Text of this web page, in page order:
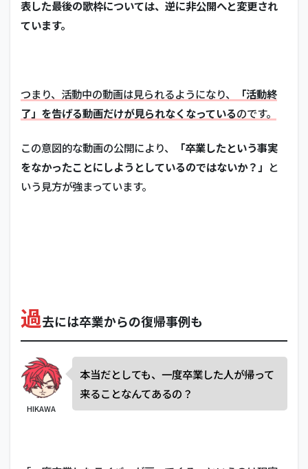
表した最後の歌枠については、逆に非公開へと変更され
ています。
つまり、活動中の動画は見られるようになり、
「活動終
了」を告げる動画だけが見られなくなっているのです。
この意図的な動画の公開により、
「卒業したという事実
をなかったことにしようとしているのではないか？」 と
いう見方が強まっています。
過去には卒業からの復帰事例も
HIKAWA
本当だとしても、一度卒業した人が帰って
来ることなんてあるの？